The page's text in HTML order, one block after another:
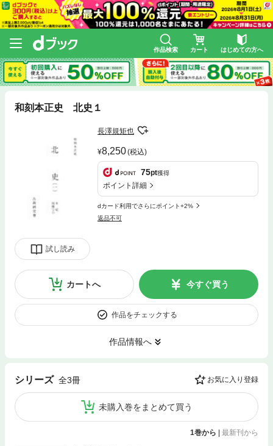
作品検索 カート はじめての方へ
和刻本正史 北史１
試し読み
長澤規矩也
8,250(税込)
75pt獲得
ポイント詳細
dカード利用でさらにポイント+2%
返品不可
カートへ 今すぐ買う
作品をチェックする
作品情報へ
シリーズ 全3冊 お気に入り登録
未購入巻をまとめて買う
1巻から 最新刊から